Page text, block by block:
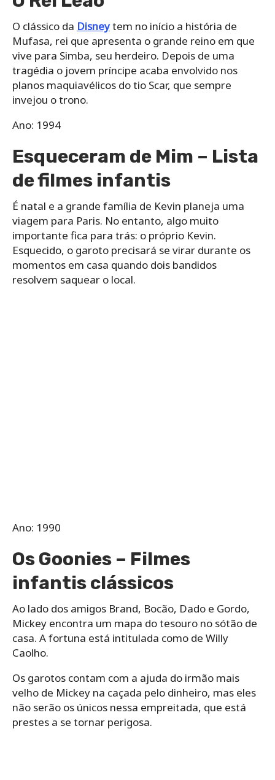
O clássico da Disneytem no início a história de
Mufasa, rei que apresenta o grande reino em que
vive para Simba, seu herdeiro. Depois de uma
tragédia o jovem príncipe acaba envolvido nos
planos maquiavélicos do tio Scar, que sempre
invejou o trono.
Ano: 1994
Esqueceram de Mim – Lista
de filmes infantis
É natal e a grande família de Kevin planeja uma
viagem para Paris. No entanto, algo muito
importante fica para trás: o próprio Kevin.
Esquecido, o garoto precisará se virar durante os
momentos em casa quando dois bandidos
resolvem saquear o local.
Ano: 1990
Os Goonies – Filmes
infantis clássicos
Ao lado dos amigos Brand, Bocão, Dado e Gordo,
Mickey encontra um mapa do tesouro no sótão de
casa. A fortuna está intitulada como de Willy
Caolho.
Os garotos contam com a ajuda do irmão mais
velho de Mickey na caçada pelo dinheiro, mas eles
não serão os únicos nessa empreitada, que está
prestes a se tornar perigosa.